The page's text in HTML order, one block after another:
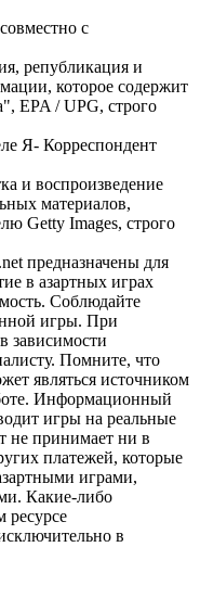
с
републикация и
которое содержит
EPA / UPG, строго
Я- Корреспондент
и воспроизведение
материалов,
Getty Images, строго
предназначены для
в азартных играх
Соблюдайте
игры. При
зависимости
Помните, что
являться источником
Информационный
игры на реальные
не принимает ни в
платежей, которые
играми,
Какие-либо
ресурсе
в